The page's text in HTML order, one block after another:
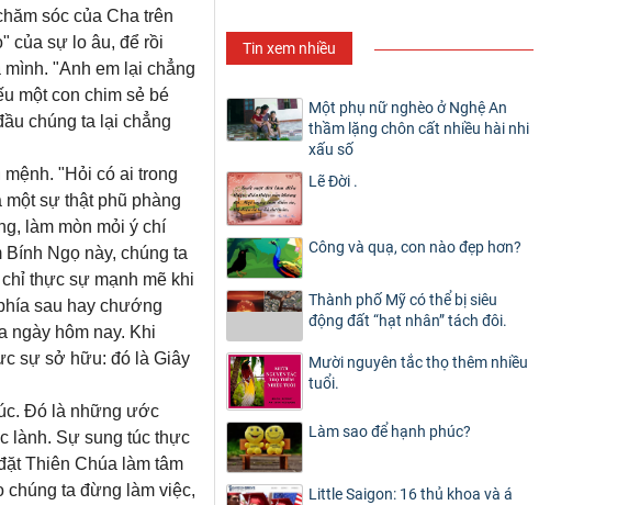
sóc của Cha trên
của sự lo âu, để rồi
"Anh em lại chẳng
một con chim sẻ bé
chúng ta lại chẳng
"Hỏi có ai trong
sự thật phũ phàng
làm mòn mỏi ý chí
Ngọ này, chúng ta
thực sự mạnh mẽ khi
sau hay chướng
ngày hôm nay. Khi
sự sở hữu: đó là Giây
Đó là những ước
lành. Sự sung túc thực
Thiên Chúa làm tâm
chúng ta đừng làm việc,
Tin xem nhiều
Một phụ nữ nghèo ở Nghệ An
thầm lặng chôn cất nhiều hài nhi
xấu số
Lẽ Đời .
Công và quạ, con nào đẹp hơn?
Thành phố Mỹ có thể bị siêu
động đất “hạt nhân” tách đôi.
Mười nguyên tắc thọ thêm nhiều
tuổi.
Làm sao để hạnh phúc?
Little Saigon: 16 thủ khoa và á